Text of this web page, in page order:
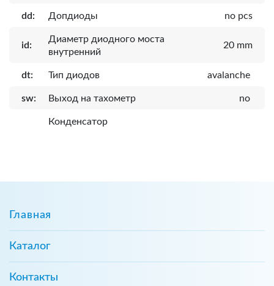
dd: Допдиоды no pcs
id:
Диаметр диодного моста
внутренний
20 mm
dt: Тип диодов avalanche
sw: Выход на тахометр no
Конденсатор
Главная
Каталог
Контакты